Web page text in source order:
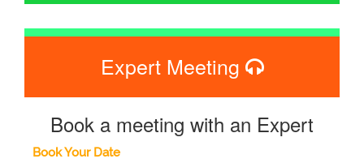
Expert Meeting
Book a meeting with an Expert
Book Your Date